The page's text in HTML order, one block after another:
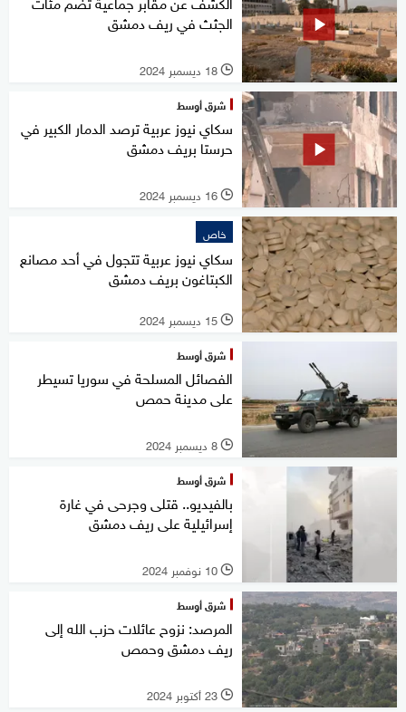
الجثث في ريف دمشق
l 18 ديسمبر 2024
شرق أوسط
سكاي نيوز عربية ترصد الدمار الكبير في
حرستا بريف دمشق
l 16 ديسمبر 2024
خاص
سكاي نيوز عربية تتجول في أحد مصانع
الكبتاغون بريف دمشق
l 15 ديسمبر 2024
شرق أوسط
الفصائل المسلحة في سوريا تسيطر
على مدينة حمص
l 8 ديسمبر 2024
شرق أوسط
بالفيديو.. قتلى وجرحى في غارة
إسرائيلية على ريف دمشق
l 10 نوفمبر 2024
شرق أوسط
المرصد: نزوح عائلات حزب الله إلى
ريف دمشق وحمص
l 23 أكتوبر 2024